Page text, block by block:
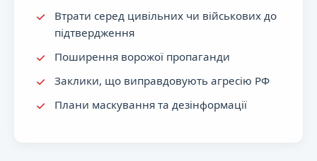
Втрати серед цивільних чи військових до
підтвердження
Поширення ворожої пропаганди
Заклики, що виправдовують агресію РФ
Плани маскування та дезінформації